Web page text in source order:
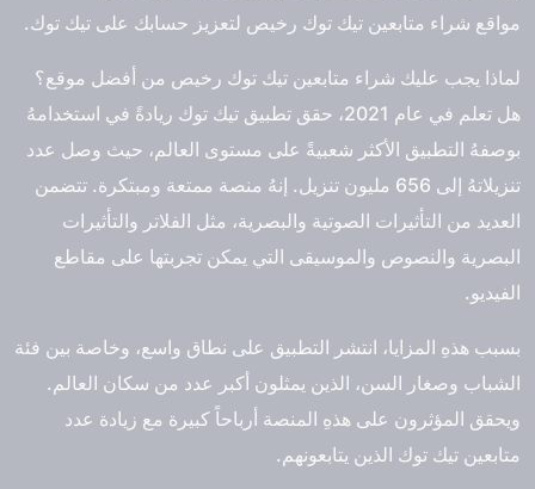
مواقع شراء متابعين تيك توك رخيص لتعزيز حسابك على تيك توك.
لماذا يجب عليك شراء متابعين تيك توك رخيص من أفضل موقع؟
هل تعلم في عام 2021، حقق تطبيق تيك توك ريادةً في استخدامهُ
بوصفهُ التطبيق الأكثر شعبيةً على مستوى العالم، حيث وصل عدد
تنزيلاتهُ إلى 656 مليون تنزيل. إنهُ منصة ممتعة ومبتكرة. تتضمن
العديد من التأثيرات الصوتية والبصرية، مثل الفلاتر والتأثيرات
البصرية والنصوص والموسيقى التي يمكن تجربتها على مقاطع
الفيديو.
بسبب هذهِ المزايا، انتشر التطبيق على نطاق واسع، وخاصة بين فئة
الشباب وصغار السن، الذين يمثلون أكبر عدد من سكان العالم.
ويحقق المؤثرون على هذهِ المنصة أرباحاً كبيرة مع زيادة عدد
متابعين تيك توك الذين يتابعونهم.